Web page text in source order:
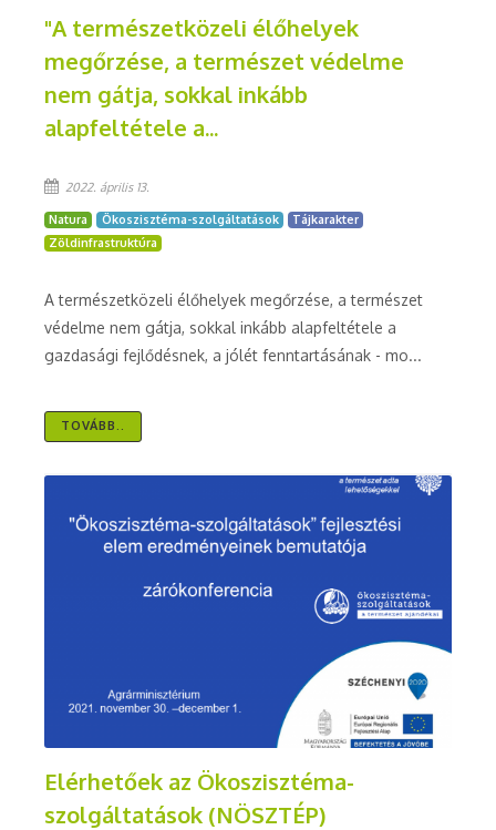
"A természetközeli élőhelyek
megőrzése, a természet védelme
nem gátja, sokkal inkább
alapfeltétele a...
2022. április 13.
Natura Ökoszisztéma-szolgáltatások
Tájkarakter
Zöldinfrastruktúra
A természetközeli élőhelyek megőrzése, a természet
védelme nem gátja, sokkal inkább alapfeltétele a
gazdasági fejlődésnek, a jólét fenntartásának - mo...
TOVÁBB..
Elérhetőek az Ökoszisztéma-
szolgáltatások (NÖSZTÉP)